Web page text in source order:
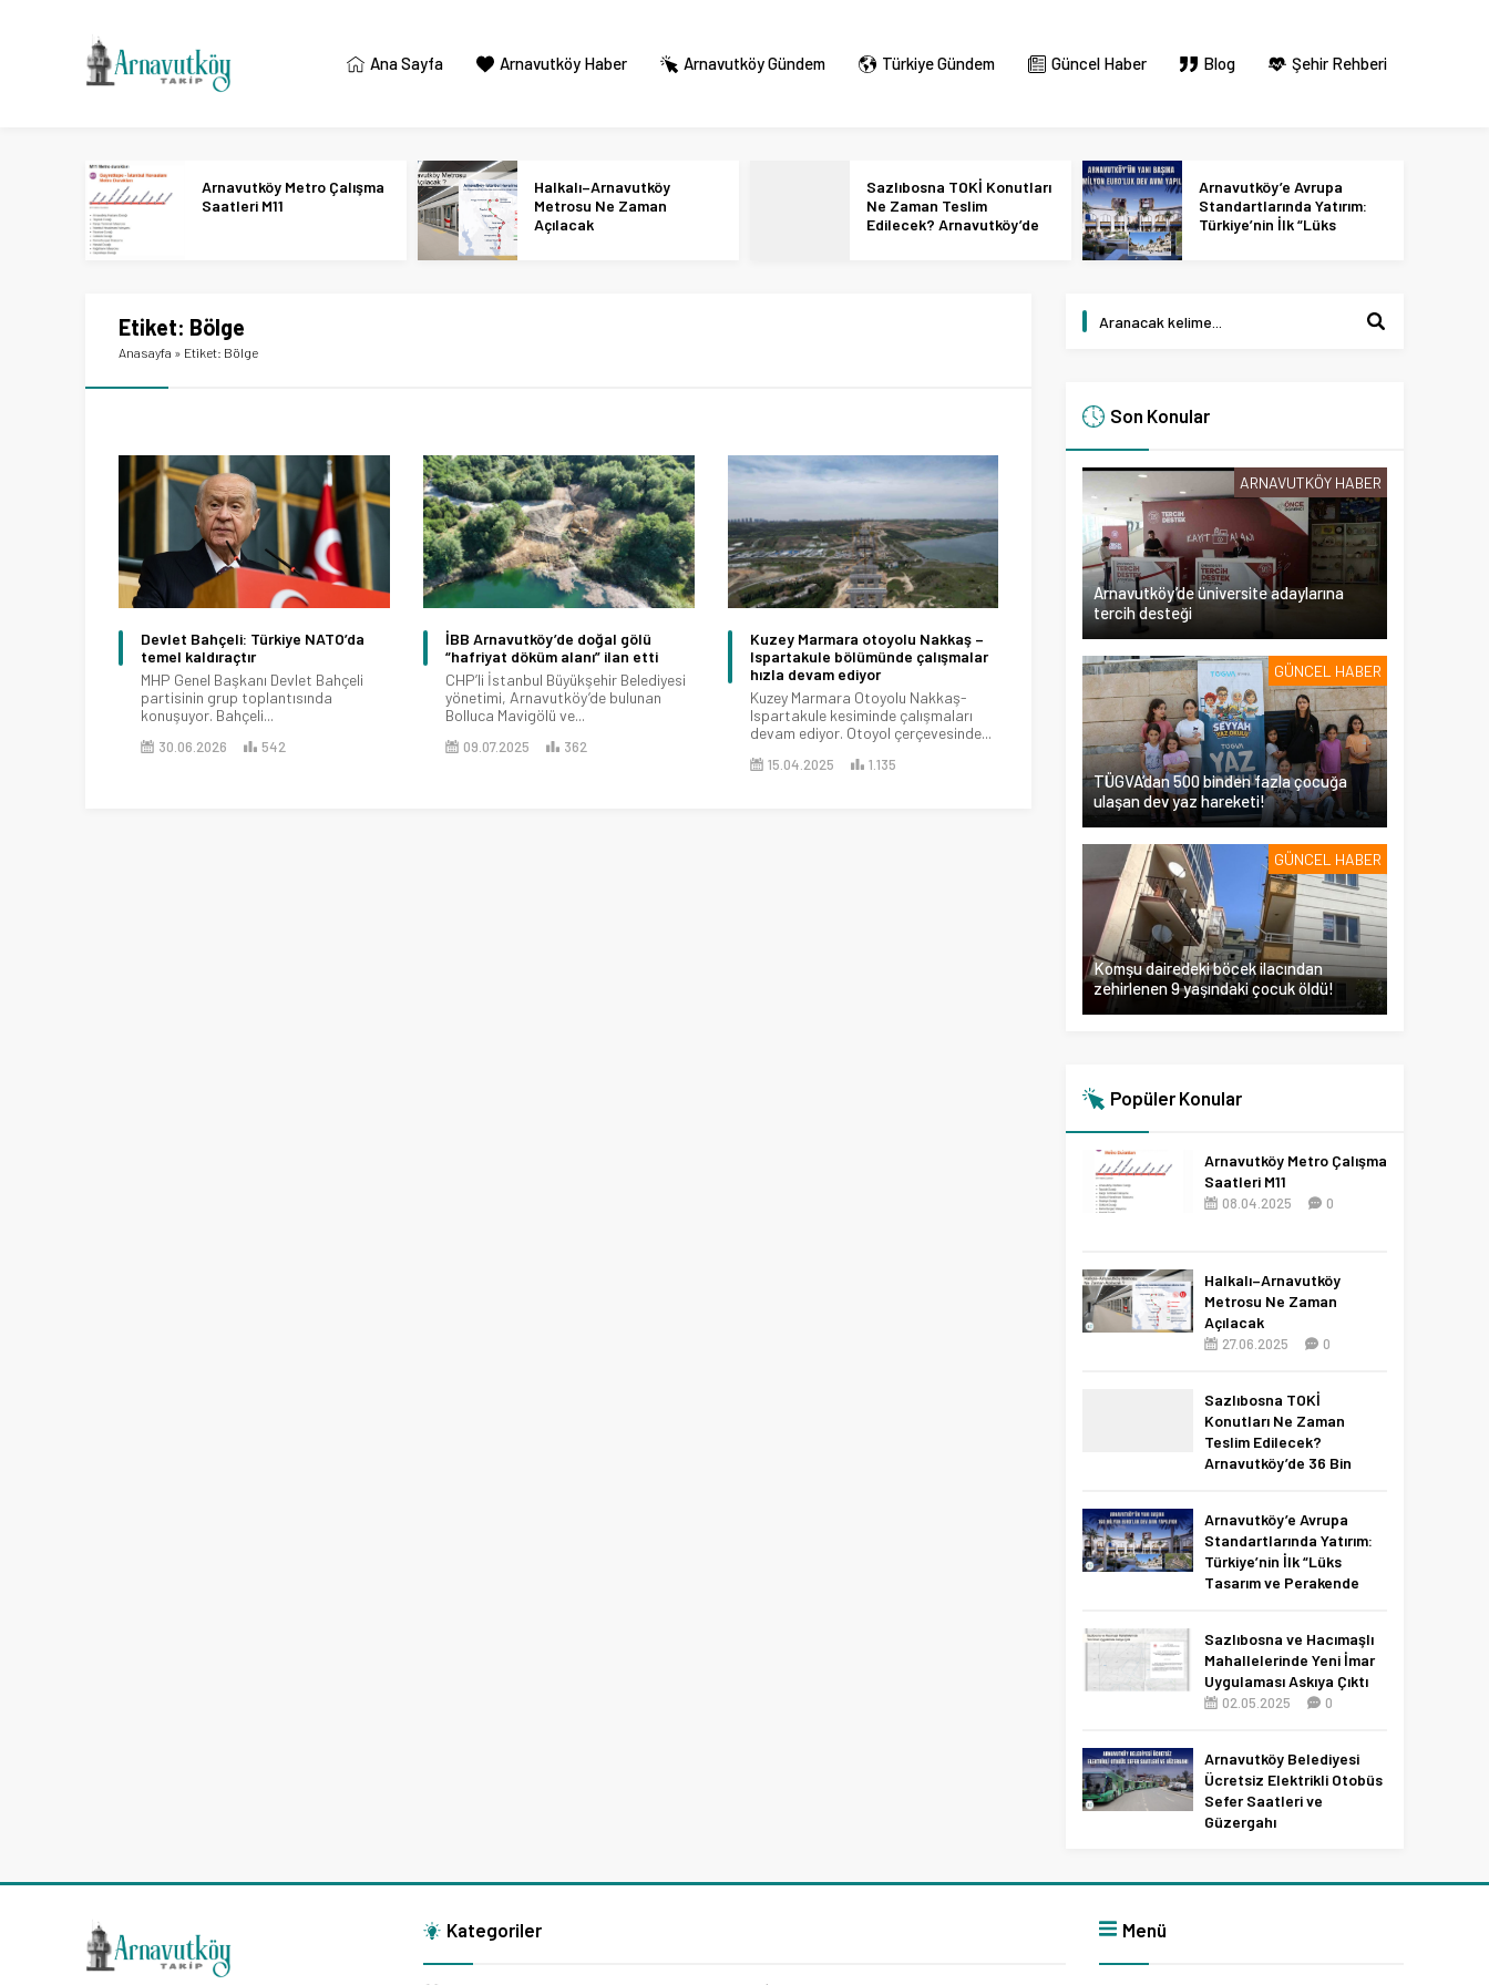
Ana Sayfa Arnavutköy Haber Arnavutköy Gündem Türkiye Gündem Güncel Haber Blog Şehir Rehberi
Arnavutköy Metro Çalışma
Saatleri M11
Halkalı–Arnavutköy
Metrosu Ne Zaman
Açılacak
Sazlıbosna TOKİ Konutları
Ne Zaman Teslim
Edilecek? Arnavutköy’de
Arnavutköy’e Avrupa
Standartlarında Yatırım:
Türkiye’nin İlk “Lüks
Etiket: Bölge
Anasayfa » Etiket: Bölge
Devlet Bahçeli: Türkiye NATO’da
temel kaldıraçtır
MHP Genel Başkanı Devlet Bahçeli
partisinin grup toplantısında
konuşuyor. Bahçeli...
30.06.2026 542
İBB Arnavutköy’de doğal gölü
“hafriyat döküm alanı” ilan etti
CHP’li İstanbul Büyükşehir Belediyesi
yönetimi, Arnavutköy’de bulunan
Bolluca Mavigölü ve...
09.07.2025 362
Kuzey Marmara otoyolu Nakkaş –
Ispartakule bölümünde çalışmalar
hızla devam ediyor
Kuzey Marmara Otoyolu Nakkaş-
Ispartakule kesiminde çalışmaları
devam ediyor. Otoyol çerçevesinde...
15.04.2025 1.135
Son Konular
ARNAVUTKÖY HABER
Arnavutköy’de üniversite adaylarına
tercih desteği
GÜNCEL HABER
TÜGVA’dan 500 binden fazla çocuğa
ulaşan dev yaz hareketi!
GÜNCEL HABER
Komşu dairedeki böcek ilacından
zehirlenen 9 yaşındaki çocuk öldü!
Popüler Konular
Arnavutköy Metro Çalışma
Saatleri M11
08.04.2025 0
Halkalı–Arnavutköy
Metrosu Ne Zaman
Açılacak
27.06.2025 0
Sazlıbosna TOKİ
Konutları Ne Zaman
Teslim Edilecek?
Arnavutköy’de 36 Bin
11.04.2026 0
Arnavutköy’e Avrupa
Standartlarında Yatırım:
Türkiye’nin İlk “Lüks
Tasarım ve Perakende
Sazlıbosna ve Hacımaşlı
Mahallelerinde Yeni İmar
Uygulaması Askıya Çıktı
02.05.2025 0
Arnavutköy Belediyesi
Ücretsiz Elektrikli Otobüs
Sefer Saatleri ve
Güzergahı
Kategoriler Menü